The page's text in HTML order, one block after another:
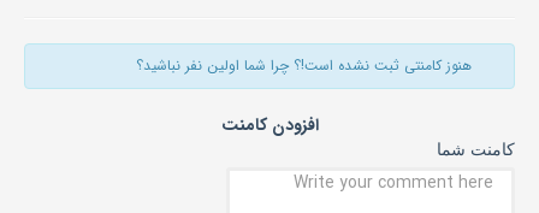
هنوز کامنتی ثبت نشده است!؟ چرا شما اولین نفر نباشید؟
افزودن کامنت
کامنت شما